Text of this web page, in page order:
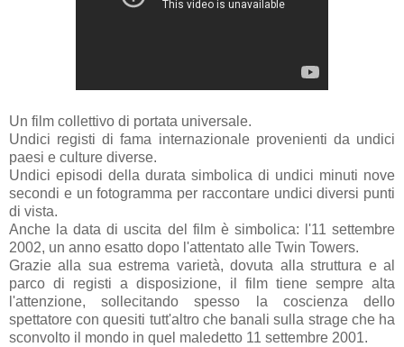
Un film collettivo di portata universale.
Undici registi di fama internazionale provenienti da undici
paesi e culture diverse.
Undici episodi della durata simbolica di undici minuti nove
secondi e un fotogramma per raccontare undici diversi punti
di vista.
Anche la data di uscita del film è simbolica: l'11 settembre
2002, un anno esatto dopo l'attentato alle Twin Towers.
Grazie alla sua estrema varietà, dovuta alla struttura e al
parco di registi a disposizione, il film tiene sempre alta
l'attenzione, sollecitando spesso la coscienza dello
spettatore con quesiti tutt'altro che banali sulla strage che ha
sconvolto il mondo in quel maledetto 11 settembre 2001.